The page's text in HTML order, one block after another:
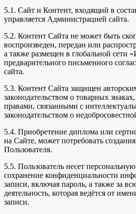
5.1. Сайт и Контент, входящий в
управляется Администрацией сайта.
5.2. Контент Сайта не может быть
воспроизведен, передан или
а также размещен в глобальной сети
предварительного письменного
сайта.
5.3. Контент Сайта защищен
законодательством о товарных
правами, связанными с
законодательством о
5.4. Приобретение диплома или
на Сайте, может потребовать
Пользователя.
5.5. Пользователь несет персональную
сохранение конфиденциальности
записи, включая пароль, а также за
деятельность, которая ведётся от
записи.